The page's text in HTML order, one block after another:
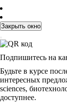
Закрыть окно
Подпишитесь на
Будьте в курсе
интересных
sciences,
доступнее.